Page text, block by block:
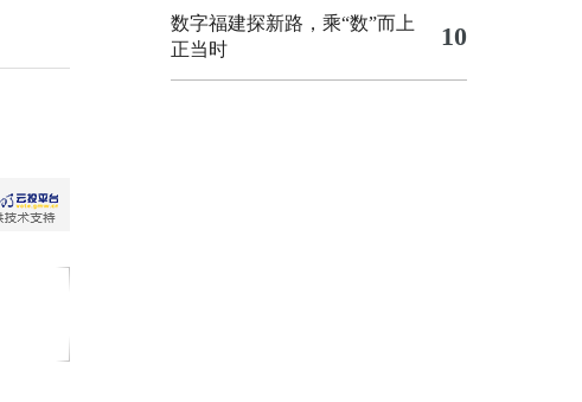
数字福建探新路，乘“数”而上
正当时
10